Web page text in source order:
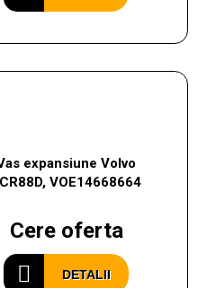
expansiune Volvo
VOE14668664
Cere oferta
DETALII